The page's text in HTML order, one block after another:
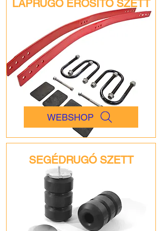
LAPRUGÓ ERŐSÍTŐ SZETT
WEBSHOP
SEGÉDRUGÓ SZETT